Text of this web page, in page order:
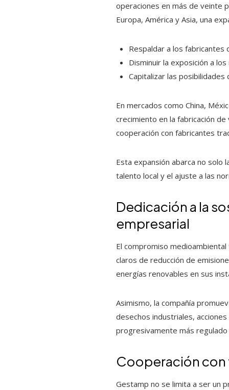
operaciones en más de veinte
Europa, América y Asia, una
Respaldar a los fabricantes
Disminuir la exposición a
Capitalizar las
En mercados como China,
crecimiento en la fabricación
cooperación con fabricantes
Esta expansión abarca no solo
talento local y el ajuste a las
Dedicación a la
empresarial
El compromiso
claros de reducción de
energías renovables en sus
Asimismo, la compañía
desechos industriales,
progresivamente más
Cooperación con
Gestamp no se limita a ser un